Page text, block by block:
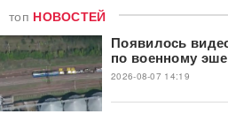
топ НОВОСТЕЙ
Появилось
по военному
2026-08-07 14:19